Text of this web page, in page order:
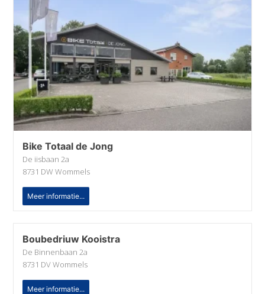
Bike Totaal de Jong
De iisbaan 2a
8731 DW Wommels
Meer informatie...
Boubedriuw Kooistra
De Binnenbaan 2a
8731 DV Wommels
Meer informatie...